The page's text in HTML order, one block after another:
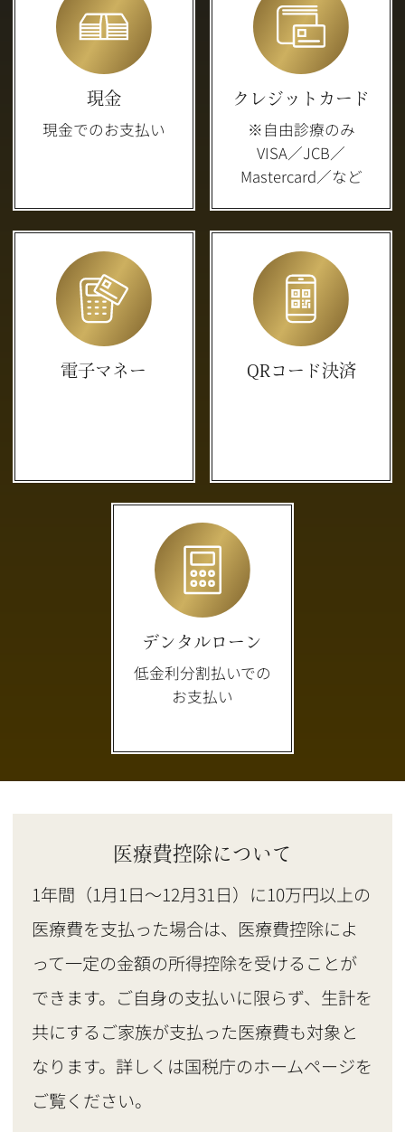
現金
現金でのお支払い
クレジットカード
※自由診療のみ
VISA／JCB／
Mastercard／など
電子マネー QRコード決済
デンタルローン
低金利分割払いでの
お支払い
医療費控除について
1年間（1月1日～12月31日）に10万円以上の
医療費を支払った場合は、医療費控除によ
って一定の金額の所得控除を受けることが
できます。ご自身の支払いに限らず、生計を
共にするご家族が支払った医療費も対象と
なります。詳しくは国税庁のホームページを
ご覧ください。